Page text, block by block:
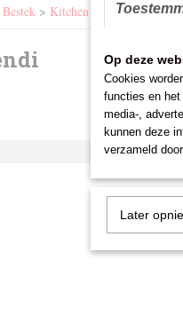
Bestek > Kitchen line
Helaas
Op deze
Cookies
functies en het
media-,
kunnen deze
verzameld
Later